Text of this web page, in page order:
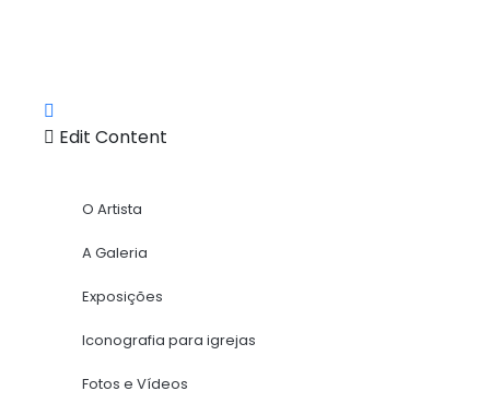
Edit Content
O Artista
A Galeria
Exposições
Iconografia para igrejas
Fotos e Vídeos